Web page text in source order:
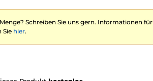
Schreiben Sie uns gern. Informationen für
Sie hier.